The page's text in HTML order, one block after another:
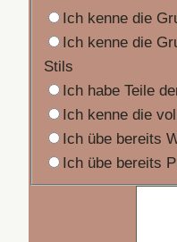
Ich kenne die
Ich kenne die
Stils
Ich habe Teile
Ich kenne die
Ich übe bereits
Ich übe bereits